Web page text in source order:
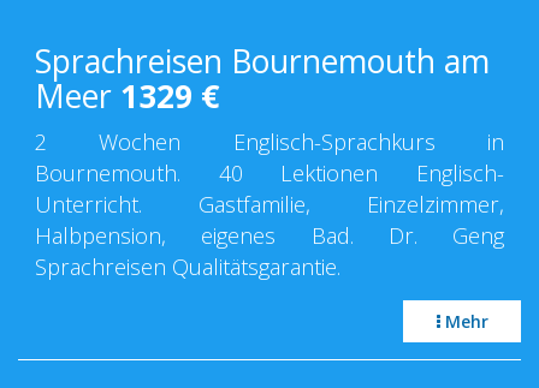
Sprachreisen Bournemouth am
Meer 1329 €
2 Wochen Englisch-Sprachkurs in
Bournemouth. 40 Lektionen Englisch-
Unterricht. Gastfamilie, Einzelzimmer,
Halbpension, eigenes Bad. Dr. Geng
Sprachreisen Qualitätsgarantie.
Mehr